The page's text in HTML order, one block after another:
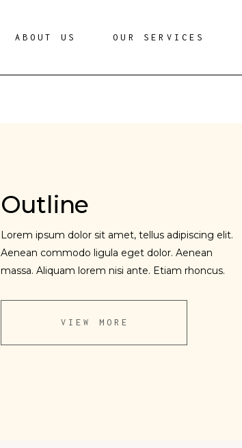
ABOUT US OUR SERVICES
Outline
Lorem ipsum dolor sit amet, tellus adipiscing elit.
Aenean commodo ligula eget dolor. Aenean
massa. Aliquam lorem nisi ante. Etiam rhoncus.
VIEW MORE